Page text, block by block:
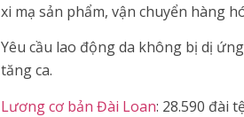
xi mạ sản phẩm, vận chuyển hàng
Yêu cầu lao động da không bị dị
tăng ca.
Lương cơ bản Đài Loan: 28.590 đài